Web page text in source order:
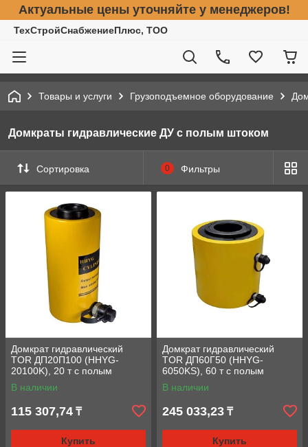
Актуальные цены уточняйте у менеджеров!
ТехСтройСнабжениеПлюс, ТОО
Товары и услуги Грузоподъемное оборудование
Домкраты гидравлические ДУ c полым штоком
Сортировка 0 Фильтры
Домкрат гидравлический
TOR ДП20П100 (HHYG-
20100K), 20 т с полым
штоком
В наличии
115 307,74 ₸
Купить
Домкрат гидравлический
TOR ДП60Г50 (HHYG-
6050KS), 60 т с полым
штоком
В наличии
245 033,23 ₸
Купить